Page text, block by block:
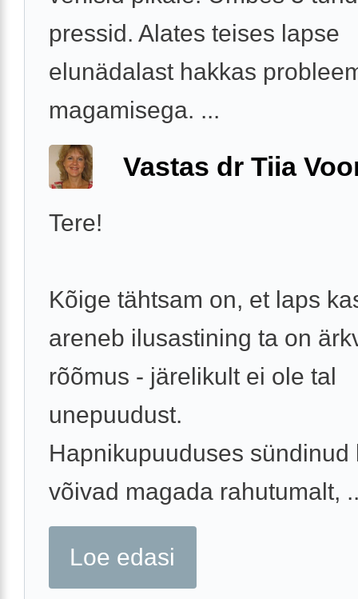
pressid. Alates teises lapse
elunädalast hakkas
magamisega. ...
Vastas dr Tiia
Tere!
Kõige tähtsam on, et laps
areneb ilusastining ta on
rõõmus - järelikult ei ole tal
unepuudust.
Hapnikupuuduses sündinud
võivad magada rahutumalt,
Loe edasi